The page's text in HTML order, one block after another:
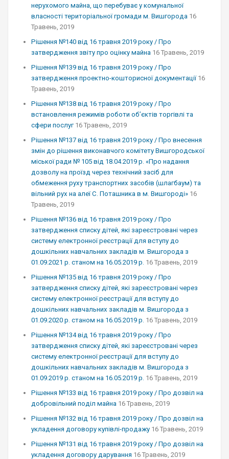
нерухомого майна, що перебуває у комунальної
власності територіальної громади м. Вишгорода 16
Травень, 2019
Рішення №140 від 16 травня 2019 року / Про
затвердження звіту про оцінку майна 16 Травень, 2019
Рішення №139 від 16 травня 2019 року / Про
затвердження проектно-кошторисної документації 16
Травень, 2019
Рішення №138 від 16 травня 2019 року / Про
встановлення режимів роботи об’єктів торгівлі та
сфери послуг 16 Травень, 2019
Рішення №137 від 16 травня 2019 року / Про внесення
змін до рішення виконавчого комітету Вишгородської
міської ради № 105 від 18.04.2019 р. «Про надання
дозволу на проїзд через технічний засіб для
обмеження руху транспортних засобів (шлагбаум) та
вільний рух на алеї С. Поташника в м. Вишгороді» 16
Травень, 2019
Рішення №136 від 16 травня 2019 року / Про
затвердження списку дітей, які зареєстровані через
систему електронної реєстрації для вступу до
дошкільних навчальних закладів м. Вишгорода з
01.09.2021 р. станом на 16.05.2019 р. 16 Травень, 2019
Рішення №135 від 16 травня 2019 року / Про
затвердження списку дітей, які зареєстровані через
систему електронної реєстрації для вступу до
дошкільних навчальних закладів м. Вишгорода з
01.09.2020 р. станом на 16.05.2019 р. 16 Травень, 2019
Рішення №134 від 16 травня 2019 року / Про
затвердження списку дітей, які зареєстровані через
систему електронної реєстрації для вступу до
дошкільних навчальних закладів м. Вишгорода з
01.09.2019 р. станом на 16.05.2019 р. 16 Травень, 2019
Рішення №133 від 16 травня 2019 року / Про дозвіл на
добровільний поділ майна 16 Травень, 2019
Рішення №132 від 16 травня 2019 року / Про дозвіл на
укладення договору купівлі-продажу 16 Травень, 2019
Рішення №131 від 16 травня 2019 року / Про дозвіл на
укладення договору дарування 16 Травень, 2019